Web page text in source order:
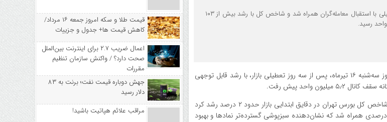
معاملات امروز بورس تهران پس از سه روز تعطیلی با استقبال معامله‌گران همراه شد و شاخص کل با رشد بیش از ۱۰۳
به گزارش اقتصاد آنلاین به نقل از تسنیم، شاخص کل بورس تهران در جریان معاملات امروز سه‌شنبه ۱۶ تیرماه، پس از سه روز تعطیلی بازار، با رشد قابل توجهی
معاملات امروز بازار سرمایه با برتری محسوس تقاضا برای خرید سهام آغاز شد؛ به‌طوری که شاخص کل بورس تهران در دقایق ابتدایی بازار حدود ۲ درصد رشد کرد
و به محدوده ۵ میلیون و ۲۸۴ هزار واحد رسید. همزمان شاخص هم‌وزن نیز با رشد ۱٫۵۸ درصدی همراه شد که نشان‌دهنده سبزپوشی گسترده‌تر نمادها و بهبود
قیمت طلا و سکه امروز جمعه ۱۶ مرداد/
کاهش قیمت ها+ جدول و جزییات
اعمال ضریب ۲.۷ برای اینترنت بین‌الملل
صحت دارد؟ / واکنش سازمان تنظیم
مقررات
جهش دوباره قیمت نفت؛ برنت به ۸۳
دلار رسید
مراقب علائم هپاتیت باشید!